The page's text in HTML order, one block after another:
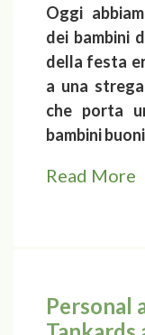
Oggi
dei bambini
della festa
a una
che porta
bambini
Read More
Personal